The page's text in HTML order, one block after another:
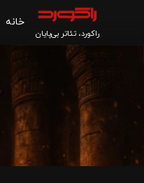
راکورد، تئاتر بی‌پایان
خانه